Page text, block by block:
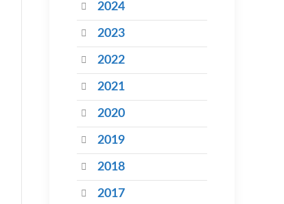
2024
2023
2022
2021
2020
2019
2018
2017